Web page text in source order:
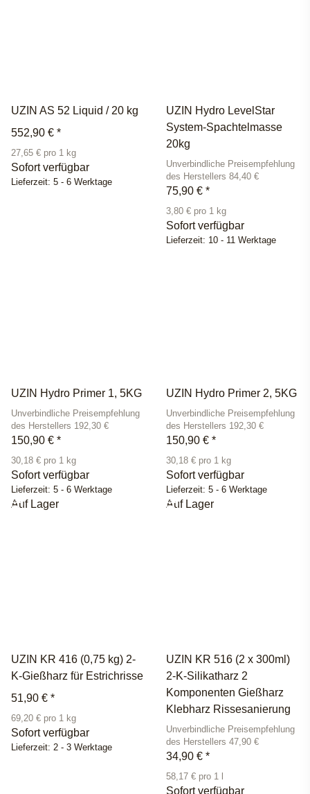
UZIN AS 52 Liquid / 20 kg
552,90 € *
27,65 € pro 1 kg
Sofort verfügbar
Lieferzeit: 5 - 6 Werktage
UZIN Hydro LevelStar
System-Spachtelmasse
20kg
Unverbindliche Preisempfehlung
des Herstellers 84,40 €
75,90 € *
3,80 € pro 1 kg
Sofort verfügbar
Lieferzeit: 10 - 11 Werktage
UZIN Hydro Primer 1, 5KG
Unverbindliche Preisempfehlung
des Herstellers 192,30 €
150,90 € *
30,18 € pro 1 kg
Sofort verfügbar
Lieferzeit: 5 - 6 Werktage
UZIN Hydro Primer 2, 5KG
Unverbindliche Preisempfehlung
des Herstellers 192,30 €
150,90 € *
30,18 € pro 1 kg
Sofort verfügbar
Lieferzeit: 5 - 6 Werktage
Auf Lager
UZIN KR 416 (0,75 kg) 2-
K-Gießharz für Estrichrisse
51,90 € *
69,20 € pro 1 kg
Sofort verfügbar
Lieferzeit: 2 - 3 Werktage
Auf Lager
UZIN KR 516 (2 x 300ml)
2-K-Silikatharz 2
Komponenten Gießharz
Klebharz Rissesanierung
Unverbindliche Preisempfehlung
des Herstellers 47,90 €
34,90 € *
58,17 € pro 1 l
Sofort verfügbar